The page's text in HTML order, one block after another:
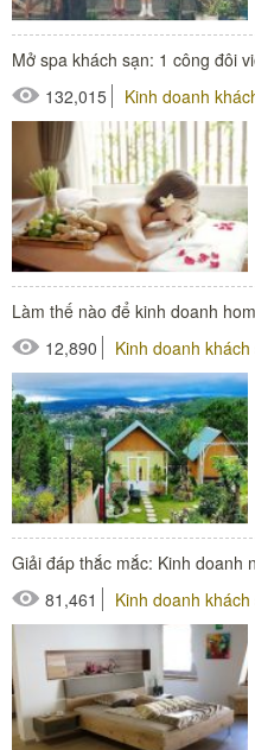
Mở spa khách sạn: 1 công đôi
132,015
Kinh doanh
Làm thế nào để kinh doanh
12,890
Kinh doanh khách
Giải đáp thắc mắc: Kinh doanh
81,461
Kinh doanh khách